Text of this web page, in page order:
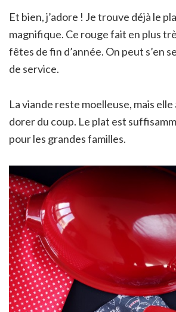
Et bien, j’adore ! Je trouve déjà le
magnifique. Ce rouge fait en plus
fêtes de fin d’année. On peut s’en
de service.
La viande reste moelleuse, mais elle
dorer du coup. Le plat est
pour les grandes familles.